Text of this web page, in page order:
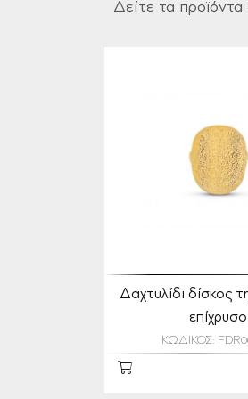
Δείτε τα
Δαχτυλίδι δίσκος
επίχρυσο
ΚΩΔΙΚΟΣ: